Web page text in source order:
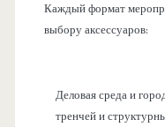
Каждый формат
выбору аксессуаров:
Деловая среда и
тренчей и